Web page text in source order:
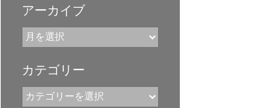
アーカイブ
カテゴリー